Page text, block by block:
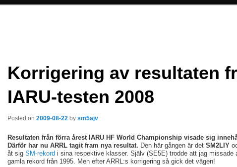
Korrigering av resultaten
IARU-testen 2008
Posted on 2009-08-22 by sm5ajv
Resultaten från förra årest IARU HF World Championship visade sig
Därför har nu ARRL tagit fram nya resultat. Den här gången är det SM2LIY
åt sig SM-rekordi sina respektive klasser. Själv (SE5E) trodde att jag missade
gamla rekord från 1995. Men efter ARRL:s korrigering så gick det vägen!